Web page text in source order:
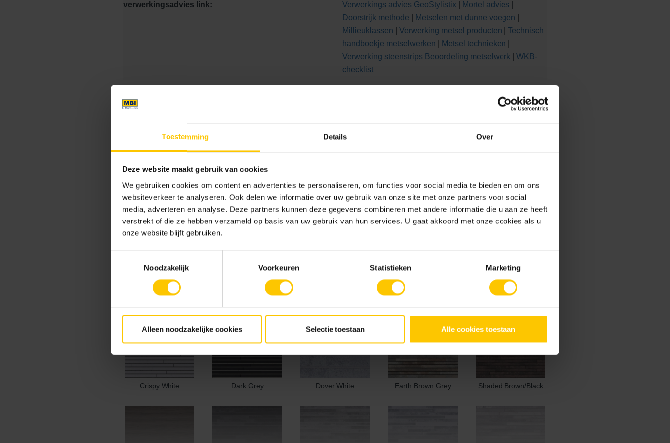
Toestemming Details Over
Deze website maakt gebruik van cookies
We gebruiken cookies om content en advertenties te personaliseren, om functies voor social media te bieden en om ons
websiteverkeer te analyseren. Ook delen we informatie over uw gebruik van onze site met onze partners voor social
media, adverteren en analyse. Deze partners kunnen deze gegevens combineren met andere informatie die u aan ze heeft
verstrekt of die ze hebben verzameld op basis van uw gebruik van hun services. U gaat akkoord met onze cookies als u
onze website blijft gebruiken.
Noodzakelijk
Voorkeuren Statistieken Marketing
Alleen noodzakelijke cookies Selectie toestaan Alle cookies toestaan
verwerkingsadvies link: Verwerkings advies GeoStylistix Mortel advies
Doorstrijk methode
Metselen met dunne voegen
Millieuklassen
Verwerking metsel producten
Technisch
handboekje metselwerken
Metsel technieken
Verwerking steenstrips Beoordeling metselwerk
WKB-
checklist
Kleurcode:
Kleur
Standaard kleuren
Antarctic Grey Balmoral Grey/White Cream / Brown
Crispy White Dark Grey Dover White Earth Brown Grey Shaded Brown/Black